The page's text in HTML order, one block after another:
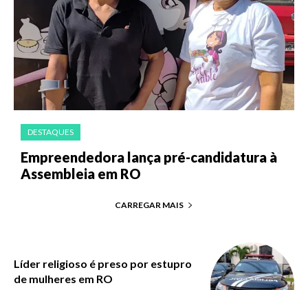
DESTAQUES
Empreendedora lança pré-candidatura à
Assembleia em RO
CARREGAR MAIS
Líder religioso é preso por estupro
de mulheres em RO